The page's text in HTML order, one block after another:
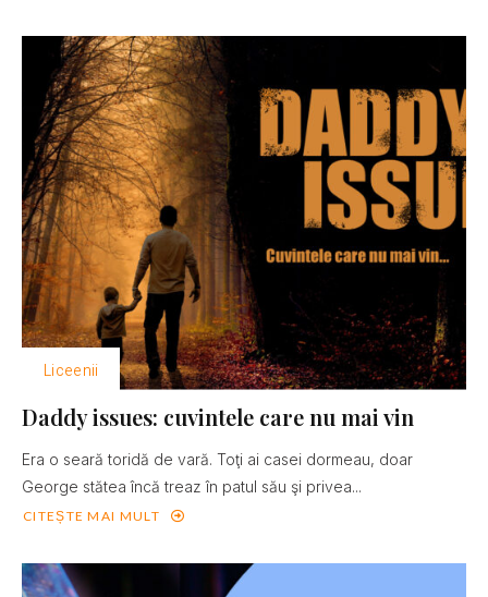
Liceenii
Daddy issues: cuvintele care nu mai vin
Era o seară toridă de vară. Toţi ai casei dormeau, doar
George stătea încă treaz în patul său şi privea...
CITEȘTE MAI MULT